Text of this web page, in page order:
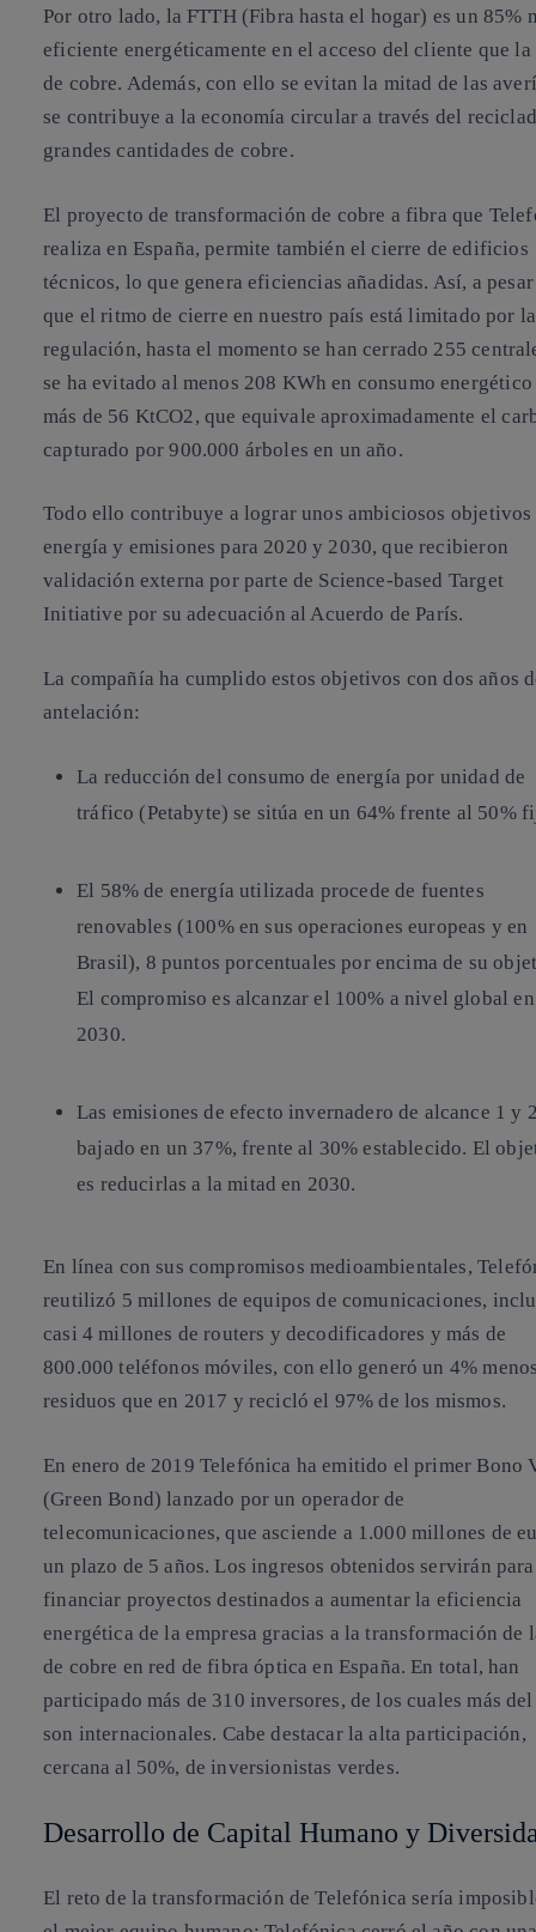
Por otro lado, la FTTH (Fibra hasta el hogar) es un 85%
eficiente energéticamente en el acceso del cliente que la
de cobre. Además, con ello se evitan la mitad de las
se contribuye a la economía circular a través del
grandes cantidades de cobre.
El proyecto de transformación de cobre a fibra que
realiza en España, permite también el cierre de edificios
técnicos, lo que genera eficiencias añadidas. Así, a
que el ritmo de cierre en nuestro país está limitado por la
regulación, hasta el momento se han cerrado 255
se ha evitado al menos 208 KWh en consumo
más de 56 KtCO2, que equivale aproximadamente el
capturado por 900.000 árboles en un año.
Todo ello contribuye a lograr unos ambiciosos objetivos
energía y emisiones para 2020 y 2030, que recibieron
validación externa por parte de Science-based Target
Initiative por su adecuación al Acuerdo de París.
La compañía ha cumplido estos objetivos con dos años
antelación:
La reducción del consumo de energía por unidad de
tráfico (Petabyte) se sitúa en un 64% frente al 50%
El 58% de energía utilizada procede de fuentes
renovables (100%en sus operacioneseuropeas y en
Brasil), 8 puntos porcentuales por encima de su
El compromiso es alcanzar el 100% a nivel global en
2030.
Las emisiones de efecto invernadero de alcance 1 y
bajado en un 37%, frente al 30% establecido. El
es reducirlas a la mitad en 2030.
En línea con sus compromisos medioambientales,
reutilizó 5 millones de equiposde comunicaciones,
casi 4 millones de routers y decodificadores y más de
800.000 teléfonos móviles, con ello generóun 4%
residuos que en 2017 y recicló el 97%de los mismos.
En enero de 2019 Telefónica ha emitido elprimer Bono
(Green Bond) lanzado por un operador de
telecomunicaciones, que asciende a 1.000 millones de
un plazo de 5 años. Los ingresos obtenidos servirán para
financiar proyectos destinados a aumentar la eficiencia
energética de la empresa gracias a la transformación de
de cobre en red de fibra óptica en España. En total, han
participado más de 310 inversores, de los cuales más
son internacionales. Cabe destacar la alta participación,
cercana al 50%, de inversionistas verdes.
Desarrollo de Capital Humano y
El reto de la transformación de Telefónica sería